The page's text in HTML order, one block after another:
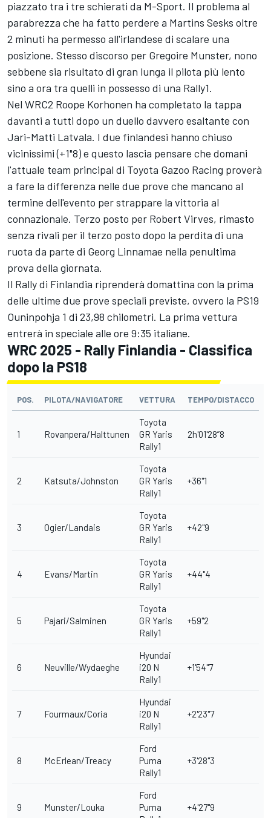
piazzato tra i tre schierati da M-Sport. Il problema al
parabrezza che ha fatto perdere a Martins Sesks oltre
2 minuti ha permesso all'irlandese di scalare una
posizione. Stesso discorso per Gregoire Munster, nono
sebbene sia risultato di gran lunga il pilota più lento
sino a ora tra quelli in possesso di una Rally1.
Nel WRC2 Roope Korhonen ha completato la tappa
davanti a tutti dopo un duello davvero esaltante con
Jari-Matti Latvala. I due finlandesi hanno chiuso
vicinissimi (+1"8) e questo lascia pensare che domani
l'attuale team principal di Toyota Gazoo Racing proverà
a fare la differenza nelle due prove che mancano al
termine dell'evento per strappare la vittoria al
connazionale. Terzo posto per Robert Virves, rimasto
senza rivali per il terzo posto dopo la perdita di una
ruota da parte di Georg Linnamae nella penultima
prova della giornata.
Il Rally di Finlandia riprenderà domattina con la prima
delle ultime due prove speciali previste, ovvero la PS19
Ouninpohja 1 di 23,98 chilometri. La prima vettura
entrerà in speciale alle ore 9:35 italiane.
WRC 2025 - Rally Finlandia - Classifica
dopo la PS18
POS. PILOTA/NAVIGATORE VETTURA TEMPO/DISTACCO
1 Rovanpera/Halttunen
Toyota
GR Yaris
Rally1
2h'01'28”8
2 Katsuta/Johnston
Toyota
GR Yaris
Rally1
+36"1
3 Ogier/Landais
Toyota
GR Yaris
Rally1
+42"9
4 Evans/Martin
Toyota
GR Yaris
Rally1
+44"4
5 Pajari/Salminen
Toyota
GR Yaris
Rally1
+59"2
6 Neuville/Wydaeghe
Hyundai
i20 N
Rally1
+1'54"7
7 Fourmaux/Coria
Hyundai
i20 N
Rally1
+2'23"7
8 McErlean/Treacy
Ford
Puma
Rally1
+3'28"3
9 Munster/Louka
Ford
Puma
+4'27"9